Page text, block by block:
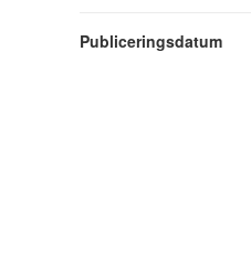
Publiceringsdatum